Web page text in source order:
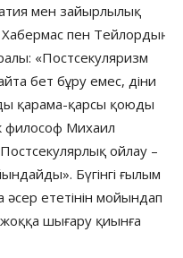
мен зайырлылық
пен Тейлордың
«Постсекуляризм
бет бұру емес, діни
қарама-қарсы қоюды
философ Михаил
ойлау –
Бүгінгі ғылым
әсер ететінін мойындап
шығару қиынға